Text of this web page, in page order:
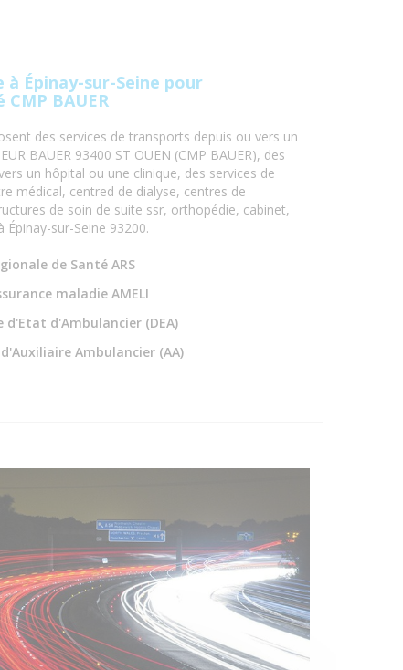
à Épinay-sur-Seine pour
BAUER
des services de transports depuis ou vers un
BAUER 93400 ST OUEN (CMP BAUER), des
un hôpital ou une clinique, des services de
médical, centred de dialyse, centres de
de soin de suite ssr, orthopédie, cabinet,
sur-Seine 93200.
de Santé ARS
maladie AMELI
d'Etat d'Ambulancier (DEA)
Ambulancier (AA)